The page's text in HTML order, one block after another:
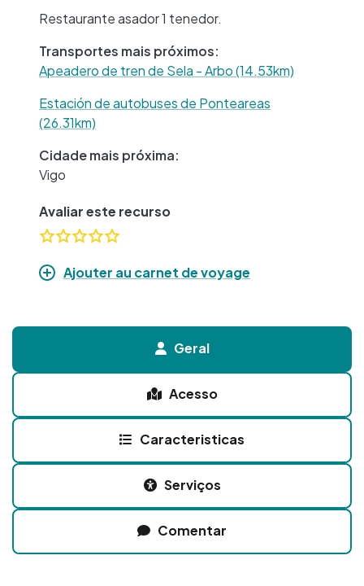
Restaurante asador 1 tenedor.
Transportes mais próximos:
Apeadero de tren de Sela - Arbo (14.53km)
Estación de autobuses de Ponteareas
(26.31km)
Cidade mais próxima:
Vigo
Avaliar este recurso
Ajouter au carnet de voyage
Geral
Acesso
Caracteristicas
Serviços
Comentar